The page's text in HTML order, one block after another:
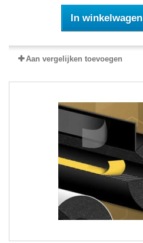
In winkelwagen
Aan vergelijken toevoegen